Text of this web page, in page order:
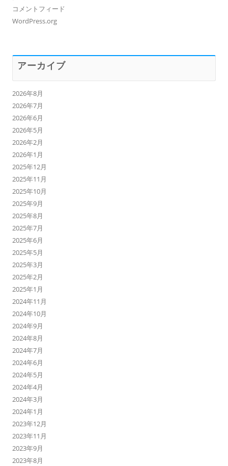
コメントフィード
WordPress.org
アーカイブ
2026年8月
2026年7月
2026年6月
2026年5月
2026年2月
2026年1月
2025年12月
2025年11月
2025年10月
2025年9月
2025年8月
2025年7月
2025年6月
2025年5月
2025年3月
2025年2月
2025年1月
2024年11月
2024年10月
2024年9月
2024年8月
2024年7月
2024年6月
2024年5月
2024年4月
2024年3月
2024年1月
2023年12月
2023年11月
2023年9月
2023年8月